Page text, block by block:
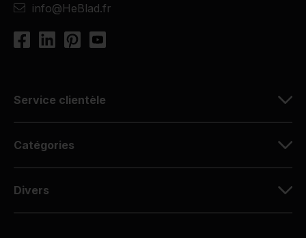
info@HeBlad.fr
Service clientèle
Catégories
Divers